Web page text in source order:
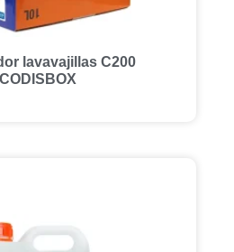
lavavajillas C200